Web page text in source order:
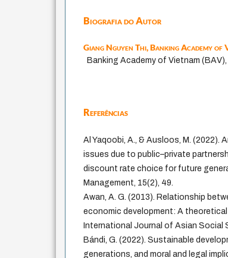
Biografia do Autor
Giang Nguyen Thi,Banking Academy of
Banking Academy of Vietnam
Referências
Al Yaqoobi, A., & Ausloos, M. (2022).
issues due to public–private
discount rate choice for future
Management, 15(2), 49.
Awan, A. G. (2013). Relationship
economic development: A
International Journal of Asian Social
Bándi, G. (2022). Sustainable
generations, and moral and legal